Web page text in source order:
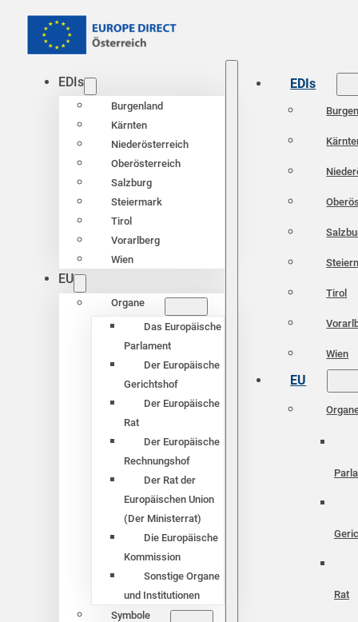
EDIs
Burgenland
Kärnten
Niederösterreich
Oberösterreich
Salzburg
Steiermark
Tirol
Vorarlberg
Wien
EU
Organe
Das Europäische
Parlament
Der Europäische
Gerichtshof
Der Europäische
Rat
Der Europäische
Rechnungshof
Der Rat der
Europäischen Union
(Der Ministerrat)
Die Europäische
Kommission
Sonstige Organe
und Institutionen
Symbole
EDIs
Tirol
Wien
EU
Rat